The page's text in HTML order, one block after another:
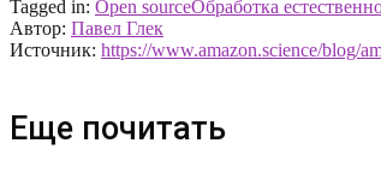
Tagged in: Open sourceОбработка
Автор: Павел Глек
Источник: https://www.amazon.science/blog/
Еще почитать